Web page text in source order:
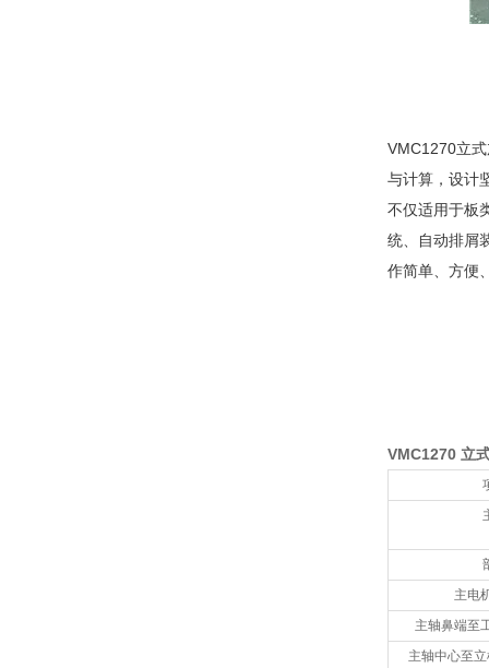
VMC1270立
与计算，设计
不仅适用于板
统、自动排屑
作简单、方便
VMC1270 立
主电
主轴鼻端至
主轴中心至